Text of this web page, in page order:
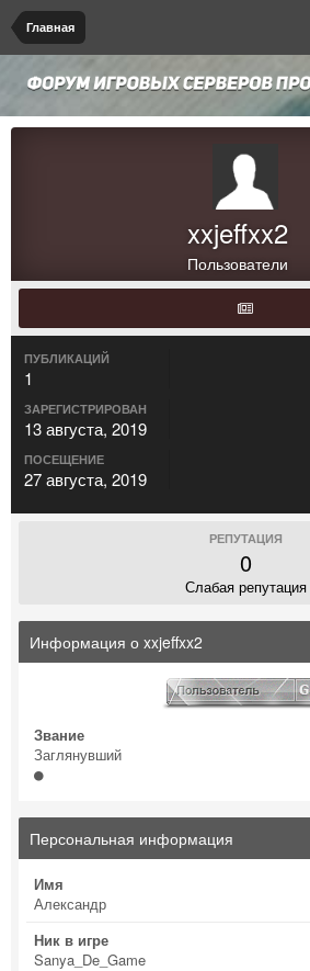
Главная
xxjeffxx2
Пользователи
ПУБЛИКАЦИЙ
1
ЗАРЕГИСТРИРОВАН
13 августа, 2019
ПОСЕЩЕНИЕ
27 августа, 2019
РЕПУТАЦИЯ
0
Слабая репутация
Информация о xxjeffxx2
Звание
Заглянувший
Персональная информация
Имя
Александр
Ник в игре
Sanya_De_Game